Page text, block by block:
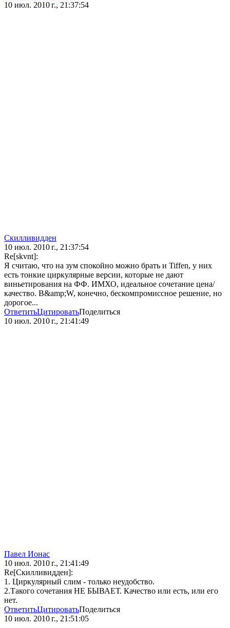
10 июл. 2010 г., 21:37:54
Скилливидден
10 июл. 2010 г., 21:37:54
Re[skvnt]:
Я считаю, что на зум спокойно можно брать и Tiffen, у них
есть тонкие циркулярные версии, которые не дают
виньетирования на ФФ. ИМХО, идеальное сочетание цена/
качество. B&amp;W, конечно, бескомпромиссное решение, но
дорогое...
ОтветитьЦитироватьПоделиться
10 июл. 2010 г., 21:41:49
Павел Ионас
10 июл. 2010 г., 21:41:49
Re[Скилливидден]:
1. Циркулярный слим - только неудобство.
2.Такого сочетания НЕ БЫВАЕТ. Качество или есть, или его
нет.
ОтветитьЦитироватьПоделиться
10 июл. 2010 г., 21:51:05